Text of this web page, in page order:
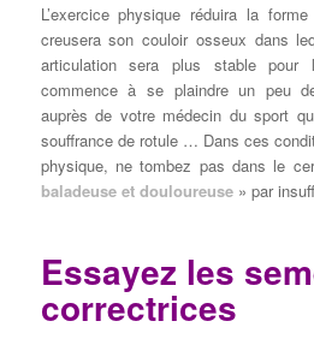
L’exercice physique réduira la
creusera son couloir osseux dans
articulation sera plus stable
commence à se plaindre un peu
auprès de votre médecin du sport
souffrance de rotule … Dans ces
physique, ne tombez pas dans le
baladeuse et douloureuse» par
Essayez les
correctrices